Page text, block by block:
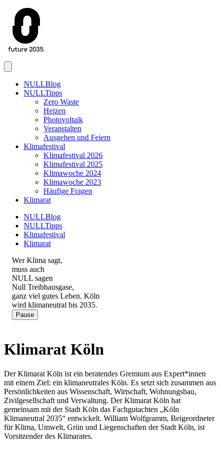
NULLBlog
NULLTipps
Zero Waste
Heizen
Photovoltaik
Veranstalten
Ausgehen und Feiern
Klimafestival
Klimafestival 2026
Klimafestival 2025
Klimawoche 2024
Klimawoche 2023
Häufige Fragen
Klimarat
NULLBlog
NULLTipps(Alt+Enter um Untermenü zu öffnen und zu
Klimafestival
Klimarat
Wer Klima sagt,
muss auch
NULL sagen
Null Treibhausgase,
ganz viel gutes Leben. Köln
wird klimaneutral bis 2035.
Pause
Klimarat Köln
Der Klimarat Köln ist ein beratendes Gremium aus Expert*innen
mit einem Ziel: ein klimaneutrales Köln. Es setzt sich zusammen aus
Persönlichkeiten aus Wissenschaft, Wirtschaft, Wohnungsbau,
Zivilgesellschaft und Verwaltung. Der Klimarat Köln hat
gemeinsam mit der Stadt Köln das Fachgutachten „Köln
Klimaneutral 2035“ entwickelt. William Wolfgramm, Beigeordneter
für Klima, Umwelt, Grün und Liegenschaften der Stadt Köln, ist
Vorsitzender des Klimarates.